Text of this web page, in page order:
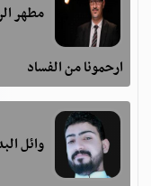
مطهر
ارحمونا من الفساد
وائل